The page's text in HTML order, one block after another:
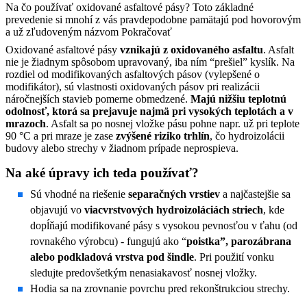
Na čo používať oxidované asfaltové pásy? Toto základné
prevedenie si mnohí z vás pravdepodobne pamätajú pod hovorovým
a už zľudoveným názvom Pokračovať
Oxidované asfaltové pásy vznikajú z oxidovaného asfaltu. Asfalt
nie je žiadnym spôsobom upravovaný, iba ním “prešiel” kyslík. Na
rozdiel od modifikovaných asfaltových pásov (vylepšené o
modifikátor), sú vlastnosti oxidovaných pásov pri realizácii
náročnejších stavieb pomerne obmedzené. Majú nižšiu teplotnú
odolnosť, ktorá sa prejavuje najmä pri vysokých teplotách a v
mrazoch. Asfalt sa po nosnej vložke pásu pohne napr. už pri teplote
90 °C a pri mraze je zase zvýšené riziko trhlín, čo hydroizolácii
budovy alebo strechy v žiadnom prípade neprospieva.
Na aké úpravy ich teda používať?
Sú vhodné na riešenie separačných vrstiev a najčastejšie sa
objavujú vo viacvrstvových hydroizoláciách striech, kde
dopĺňajú modifikované pásy s vysokou pevnosťou v ťahu (od
rovnakého výrobcu) - fungujú ako “poistka”, parozábrana
alebo podkladová vrstva pod šindle. Pri použití vonku
sledujte predovšetkým nenasiakavosť nosnej vložky.
Hodia sa na zrovnanie povrchu pred rekonštrukciou strechy.